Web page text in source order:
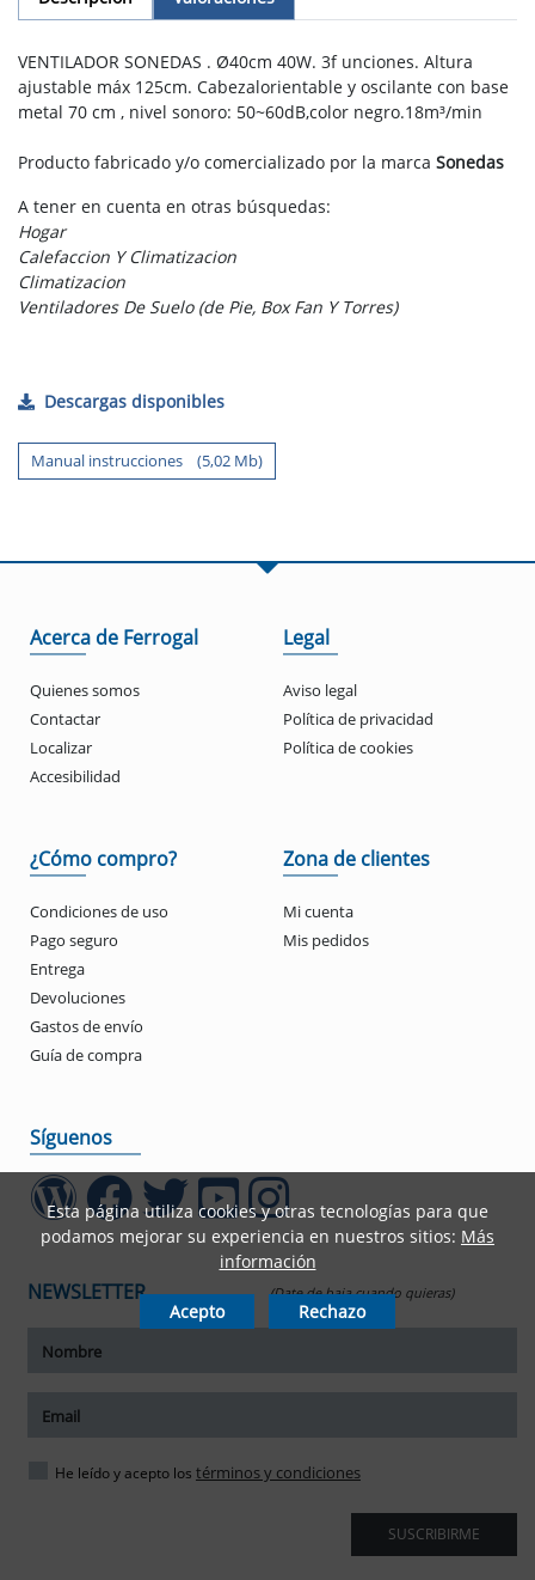
VENTILADOR SONEDAS . Ø40cm 40W. 3f unciones. Altura
ajustable máx 125cm. Cabezalorientable y oscilante con base
metal 70 cm , nivel sonoro: 50~60dB,color negro.18m³/min
Producto fabricado y/o comercializado por la marca Sonedas
A tener en cuenta en otras búsquedas:
Hogar
Calefaccion Y Climatizacion
Climatizacion
Ventiladores De Suelo (de Pie, Box Fan Y Torres)
Descargas disponibles
Manual instrucciones (5,02 Mb)
Acerca de Ferrogal
Quienes somos
Contactar
Localizar
Accesibilidad
Legal
Aviso legal
Política de privacidad
Política de cookies
¿Cómo compro?
Condiciones de uso
Pago seguro
Entrega
Devoluciones
Gastos de envío
Guía de compra
Zona de clientes
Mi cuenta
Mis pedidos
Síguenos
NEWSLETTER (Date de baja cuando quieras)
He leído y acepto los términos y condiciones
SUSCRIBIRME
Esta página utiliza cookies y otras tecnologías para que
podamos mejorar su experiencia en nuestros sitios: Más
información
Acepto
Rechazo
tamaño del texto
del texto
espaciado del texto